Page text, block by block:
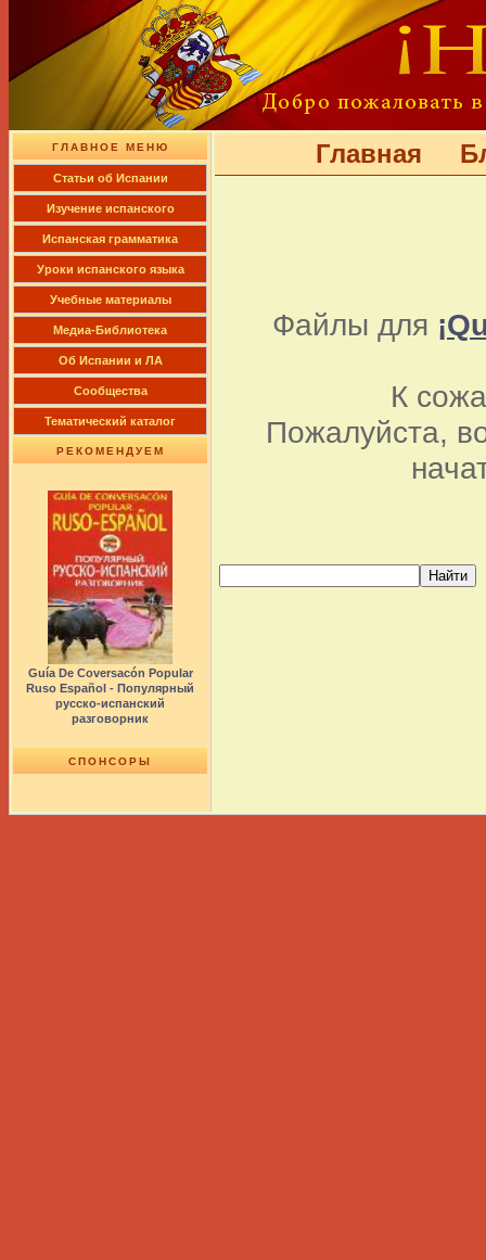
ГЛАВНОЕ МЕНЮ
Cтатьи об Испании
Изучение испанского
Испанская грамматика
Уроки испанского языка
Учебные материалы
Медиа-Библиотека
Об Испании и ЛА
Сообщества
Тематический каталог
РЕКОМЕНДУЕМ
Guía De Coversacón Popular
Ruso Español - Популярный
русско-испанский
разговорник
СПОНСОРЫ
Главная
Файлы для
К
Пожалуйста,